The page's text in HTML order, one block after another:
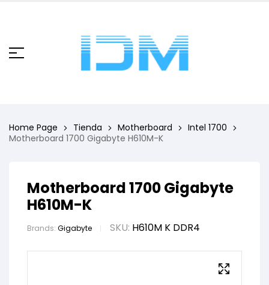
Home Page Tienda Motherboard
Intel 1700
Motherboard 1700 Gigabyte H610M-K
Motherboard 1700 Gigabyte
H610M-K
Brands: Gigabyte SKU: H610M K DDR4